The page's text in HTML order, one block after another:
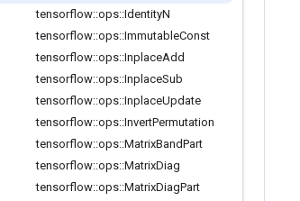
tensorflow::ops::IdentityN
tensorflow::ops::ImmutableConst
tensorflow::ops::InplaceAdd
tensorflow::ops::InplaceSub
tensorflow::ops::InplaceUpdate
tensorflow::ops::InvertPermutation
tensorflow::ops::MatrixBandPart
tensorflow::ops::MatrixDiag
tensorflow::ops::MatrixDiagPart